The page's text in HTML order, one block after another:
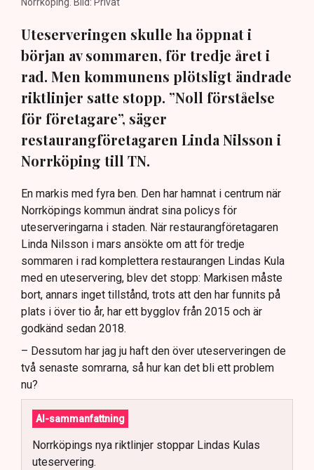
Uteserveringen skulle ha öppnat i
början av sommaren, för tredje året i
rad. Men kommunens plötsligt ändrade
riktlinjer satte stopp. ”Noll förståelse
för företagare”, säger
restaurangföretagaren Linda Nilsson i
Norrköping till TN.
En markis med fyra ben. Den har hamnat i centrum när
Norrköpings kommun ändrat sina policys för
uteserveringarna i staden. När restaurangföretagaren
Linda Nilsson i mars ansökte om att för tredje
sommaren i rad komplettera restaurangen Lindas Kula
med en uteservering, blev det stopp: Markisen måste
bort, annars inget tillstånd, trots att den har funnits på
plats i över tio år, har ett bygglov från 2015 och är
godkänd sedan 2018.
– Dessutom har jag ju haft den över uteserveringen de
två senaste somrarna, så hur kan det bli ett problem
nu?
AI-sammanfattning
Norrköpings nya riktlinjer stoppar Lindas Kulas
uteservering.